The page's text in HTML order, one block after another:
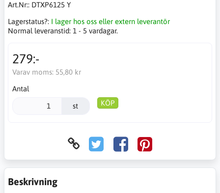
Art.Nr:: DTXP6125 Y
Lagerstatus?: I lager hos oss eller extern leverantör
Normal leveranstid: 1 - 5 vardagar.
279:-
Varav moms: 55,80 kr
Antal
st KÖP
Beskrivning